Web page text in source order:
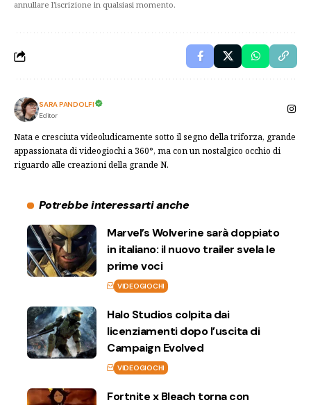
annullare l'iscrizione in qualsiasi momento.
SARA PANDOLFI
Editor
Nata e cresciuta videoludicamente sotto il segno della triforza, grande
appassionata di videogiochi a 360°, ma con un nostalgico occhio di
riguardo alle creazioni della grande N.
Potrebbe interessarti anche
Marvel’s Wolverine sarà doppiato
in italiano: il nuovo trailer svela le
prime voci
VIDEOGIOCHI
Halo Studios colpita dai
licenziamenti dopo l’uscita di
Campaign Evolved
VIDEOGIOCHI
Fortnite x Bleach torna con